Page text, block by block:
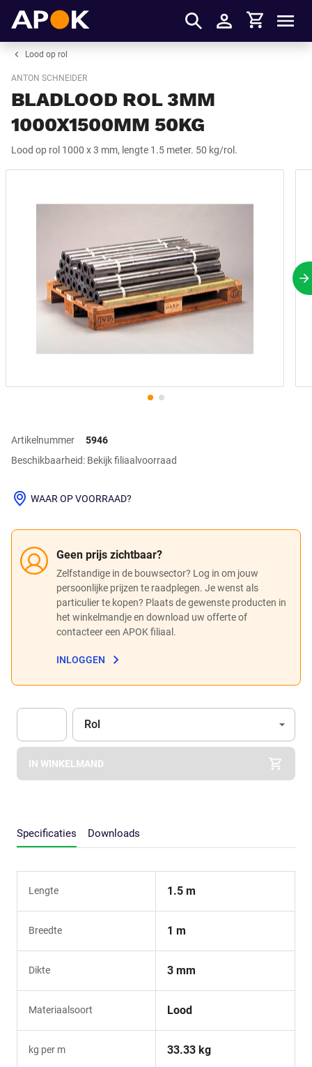
Inloggen
Winkelmandje
Lood op rol
ANTON SCHNEIDER
BLADLOOD ROL 3MM
1000X1500MM 50KG
Lood op rol 1000 x 3 mm, lengte 1.5 meter. 50 kg/rol.
Artikelnummer
5946
Beschikbaarheid: Bekijk filiaalvoorraad
Geen prijs zichtbaar?
Zelfstandige in de bouwsector? Log in om jouw
persoonlijke prijzen te raadplegen. Je wenst als
particulier te kopen? Plaats de gewenste producten in
het winkelmandje en download uw offerte of
contacteer een APOK filiaal.
INLOGGEN
WAAR OP VOORRAAD?
Apok.Product.Detail.AddToCart.Quantity (Optioneel)
Eenheid
Rol
IN WINKELMAND
Specificaties Downloads
Lengte 1.5 m
Breedte 1 m
Dikte 3 mm
Materiaalsoort Lood
kg per m 33.33 kg